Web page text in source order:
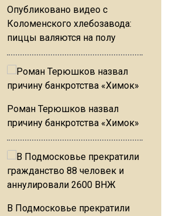
Опубликовано видео с
Коломенского хлебозавода:
пиццы валяются на полу
Роман Терюшков назвал
причину банкротства «Химок»
В Подмосковье прекратили